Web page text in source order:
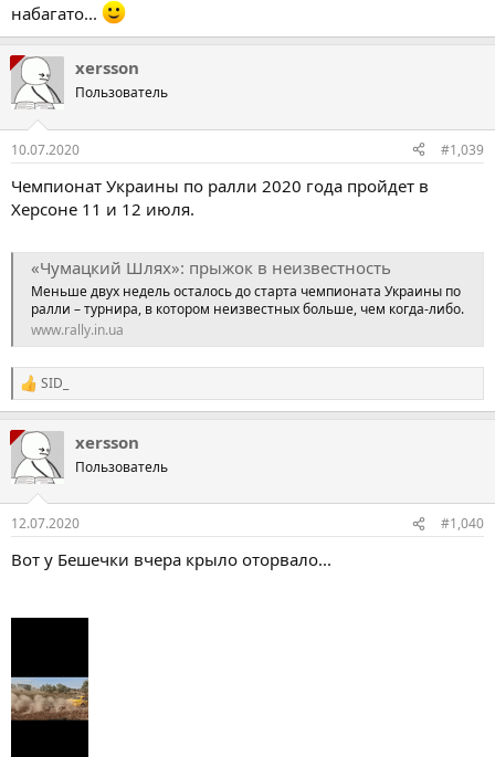
набагато...
xersson
Пользователь
10.07.2020 #1,039
Чемпионат Украины по ралли 2020 года пройдет в
Херсоне 11 и 12 июля.
«Чумацкий Шлях»: прыжок в неизвестность
Меньше двух недель осталось до старта чемпионата Украины по
ралли – турнира, в котором неизвестных больше, чем когда-либо.
www.rally.in.ua
Р
е
к
ц
і
SID_
xersson
Пользователь
12.07.2020 #1,040
Вот у Бешечки вчера крыло оторвало...